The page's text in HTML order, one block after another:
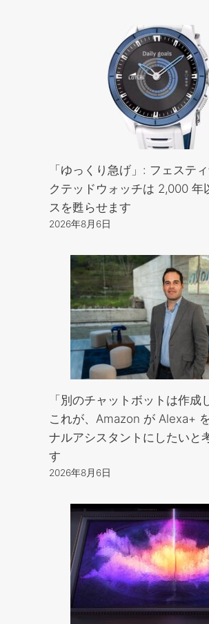
「ゆっくり急げ」: フェステ
クテッドウォッチは 2,000 年
スを甦らせます
2026年8月6日
「別のチャットボットは作成
これが、Amazon が Alexa+
ナルアシスタントにしたいと
す
2026年8月6日